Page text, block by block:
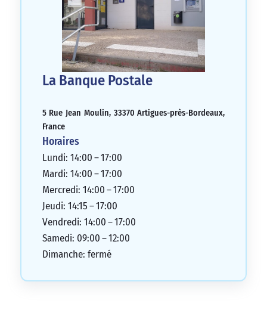
La Banque Postale
5 Rue Jean Moulin, 33370 Artigues-près-Bordeaux,
France
Horaires
Lundi: 14:00 – 17:00
Mardi: 14:00 – 17:00
Mercredi: 14:00 – 17:00
Jeudi: 14:15 – 17:00
Vendredi: 14:00 – 17:00
Samedi: 09:00 – 12:00
Dimanche: fermé